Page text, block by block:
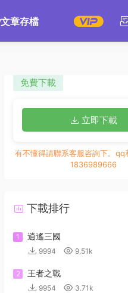
文章存檔
免費下載
立即下載
有不懂得請聯系客服咨詢下。qq
1836989666
下載排行
1 逍遙三國
9994 9.51k
2 王者之戰
9954 3.71k